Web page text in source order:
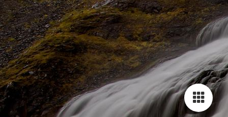
1861813_Wasserblase_JMW